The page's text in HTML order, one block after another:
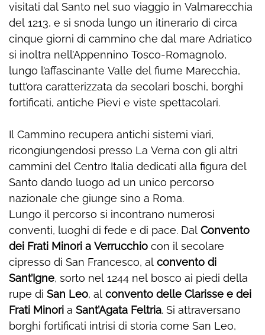
visitati dal Santo nel suo viaggio in Valmarecchia
del 1213, e si snoda lungo un itinerario di circa
cinque giorni di cammino che dal mare Adriatico
si inoltra nell’Appennino Tosco-Romagnolo,
lungo l’affascinante Valle del fiume Marecchia,
tutt’ora caratterizzata da secolari boschi, borghi
fortificati, antiche Pievi e viste spettacolari.
Il Cammino recupera antichi sistemi viari,
ricongiungendosi presso La Verna con gli altri
cammini del Centro Italia dedicati alla figura del
Santo dando luogo ad un unico percorso
nazionale che giunge sino a Roma.
Lungo il percorso si incontrano numerosi
conventi, luoghi di fede e di pace. Dal Convento
dei Frati Minori a Verrucchio con il secolare
cipresso di San Francesco, al convento di
Sant’Igne, sorto nel 1244 nel bosco ai piedi della
rupe di San Leo, al convento delle Clarisse e dei
Frati Minori a Sant’Agata Feltria. Si attraversano
borghi fortificati intrisi di storia come San Leo,